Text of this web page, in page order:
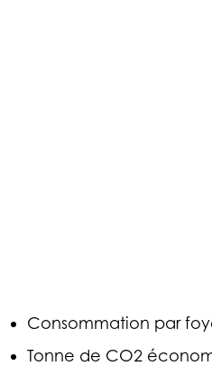
Consommation par
Tonne de CO2